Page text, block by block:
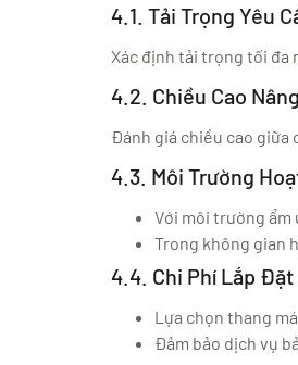
4.1. Tải Trọng Yêu
Xác định tải trọng tối đa
4.2. Chiều Cao Nâng
Đánh giá chiều cao giữa
4.3. Môi Trường
Với môi trường ẩm
Trong không gian
4.4. Chi Phí Lắp Đặt
Lựa chọn thang
Đảm bảo dịch vụ